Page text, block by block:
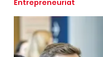
Entrepreneuriat